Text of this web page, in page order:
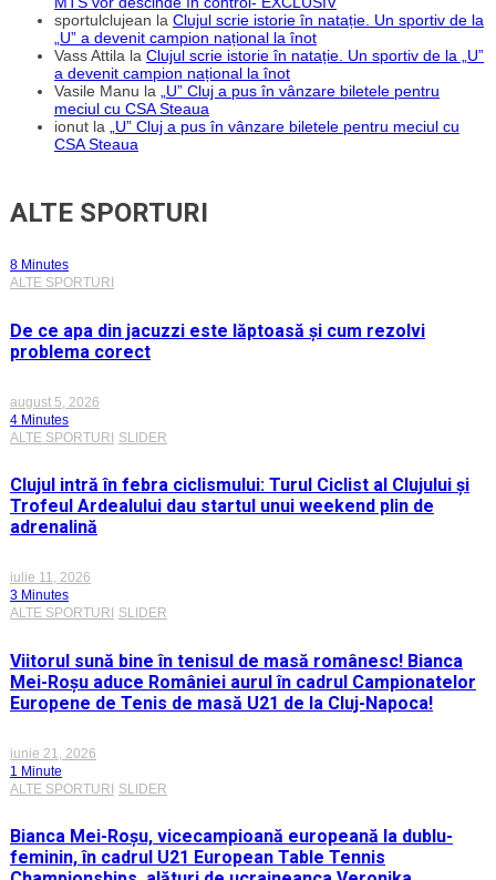
sportulclujean la Clujul scrie istorie în natație. Un sportiv de la
„U” a devenit campion național la înot
Vass Attila la Clujul scrie istorie în natație. Un sportiv de la „U”
a devenit campion național la înot
Vasile Manu la „U” Cluj a pus în vânzare biletele pentru
meciul cu CSA Steaua
ionut la „U” Cluj a pus în vânzare biletele pentru meciul cu
CSA Steaua
ALTE SPORTURI
8 Minutes
ALTE SPORTURI
De ce apa din jacuzzi este lăptoasă și cum rezolvi
problema corect
august 5, 2026
4 Minutes
ALTE SPORTURI SLIDER
Clujul intră în febra ciclismului: Turul Ciclist al Clujului și
Trofeul Ardealului dau startul unui weekend plin de
adrenalină
iulie 11, 2026
3 Minutes
ALTE SPORTURI
SLIDER
Viitorul sună bine în tenisul de masă românesc! Bianca
Mei-Roșu aduce României aurul în cadrul Campionatelor
Europene de Tenis de masă U21 de la Cluj-Napoca!
iunie 21, 2026
1 Minute
ALTE SPORTURI SLIDER
Bianca Mei-Roșu, vicecampioană europeană la dublu-
feminin, în cadrul U21 European Table Tennis